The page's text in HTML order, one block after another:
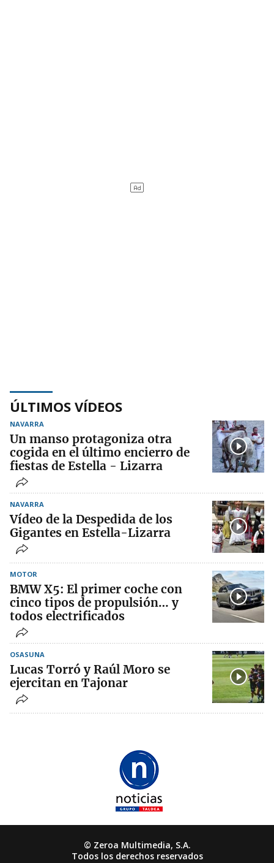
ÚLTIMOS VÍDEOS
NAVARRA
Un manso protagoniza otra
cogida en el último encierro de
fiestas de Estella - Lizarra
NAVARRA
Vídeo de la Despedida de los
Gigantes en Estella-Lizarra
MOTOR
BMW X5: El primer coche con
cinco tipos de propulsión… y
todos electrificados
OSASUNA
Lucas Torró y Raúl Moro se
ejercitan en Tajonar
© Zeroa Multimedia, S.A.
Todos los derechos reservados